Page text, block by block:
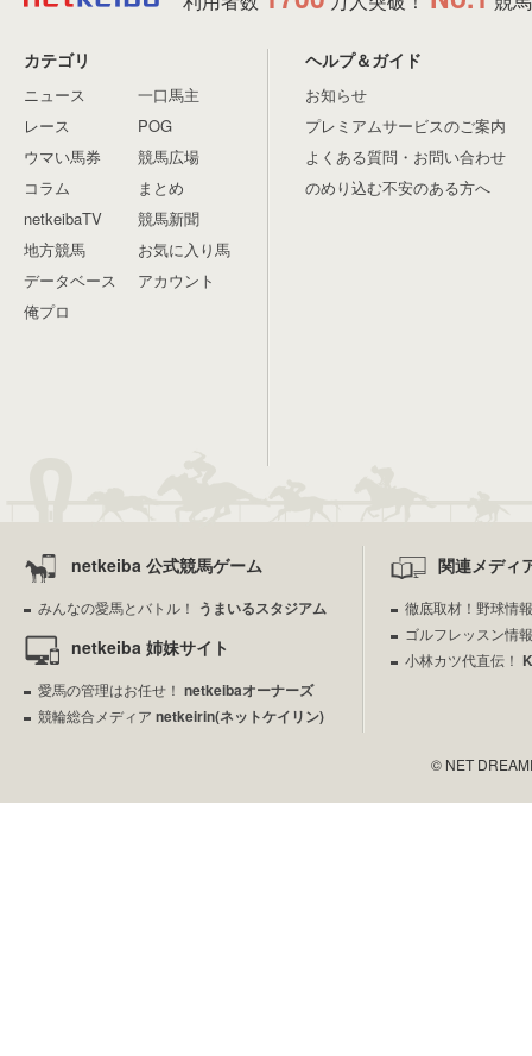
カテゴリ
ニュース
レース
ウマい馬券
コラム
netkeibaTV
地方競馬
データベース
俺プロ
一口馬主
POG
競馬広場
まとめ
競馬新聞
お気に入り馬
アカウント
ヘルプ＆ガイド
お知らせ
プレミアムサービスのご案内
よくある質問・お問い合わせ
のめり込む不安のある方へ
netkeiba 公式競馬ゲーム
みんなの愛馬とバトル！ うまいるスタジアム
netkeiba 姉妹サイト
愛馬の管理はお任せ！ netkeibaオーナーズ
競輪総合メディア netkeirin(ネットケイリン)
関連メディ
徹底取材！野球情
ゴルフレッスン情
小林カツ代直伝！
© NET